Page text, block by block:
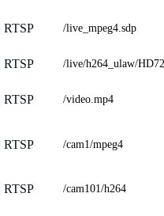
RTSP /live_mpeg4.sdp
RTSP /live/h264_ulaw/
RTSP /video.mp4
RTSP /cam1/mpeg4
RTSP /cam101/h264